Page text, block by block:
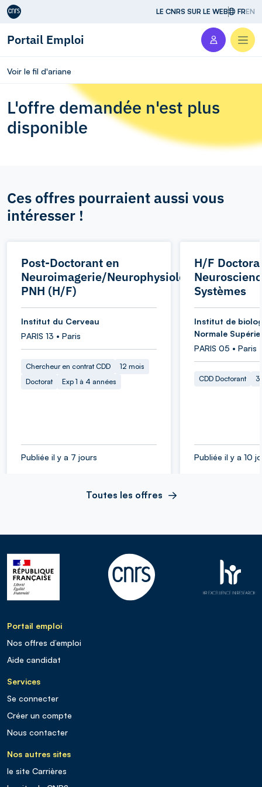
Aller au contenu LE CNRS SUR LE WEB FREN
Portail Emploi
Voir le fil d'ariane
L'offre demandée n'est plus
disponible
Ces offres pourraient aussi vous
intéresser !
Post-Doctorant en
Neuroimagerie/Neurophysiologie
PNH (H/F)
Institut du Cerveau
PARIS 13 • Paris
Chercheur en contrat CDD
12 mois
Doctorat
Exp 1 à 4 années
Publiée il y a 7 jours
H/F
Systèmes
Institut de
Normale
PARIS 05 • Paris
CDD Doctorant
Publiée il y a 10
Toutes les offres
Portail emploi
Nos offres d’emploi
Aide candidat
Services
Se connecter
Créer un compte
Nous contacter
Nos autres sites
le site Carrières